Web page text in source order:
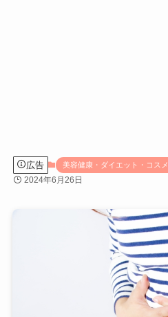
広告 美容健康・ダイエット・コスメ
2024年6月26日